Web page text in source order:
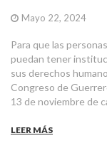
Mayo 22, 2024
Para que las
puedan tener
sus derechos
Congreso de
13 de noviembre de
LEER MÁS